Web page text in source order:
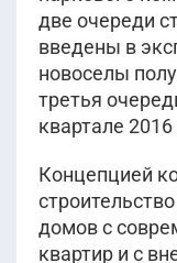
две очереди
введены в
новоселы
третья
квартале 2016
Концепцией
домов с
квартир и с